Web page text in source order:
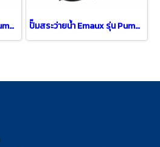
ปั๊มสระว่ายน้ำ Emaux รุ่น Pump SB20 ( 2 HP ) ปั๊มสระว่ายน้ำ Emaux รุ่น Pump SB30 ( 3 HP / 3 PH )